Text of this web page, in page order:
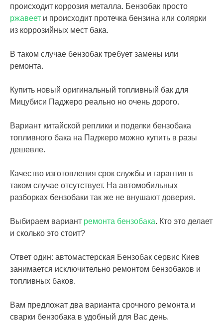
происходит коррозия металла. Бензобак просто
ржавеет и происходит протечка бензина или солярки
из коррозийных мест бака.
В таком случае бензобак требует замены или
ремонта.
Купить новый оригинальный топливный бак для
Мицубиси Паджеро реально но очень дорого.
Вариант китайской реплики и поделки бензобака
топливного бака на Паджеро можно купить в разы
дешевле.
Качество изготовления срок службы и гарантия в
таком случае отсутствует. На автомобильных
разборках бензобаки так же не внушают доверия.
Выбираем вариант ремонта бензобака. Кто это делает
и сколько это стоит?
Ответ один: автомастерская Бензобак сервис Киев
занимается исключительно ремонтом бензобаков и
топливных баков.
Вам предложат два варианта срочного ремонта и
сварки бензобака в удобный для Вас день.